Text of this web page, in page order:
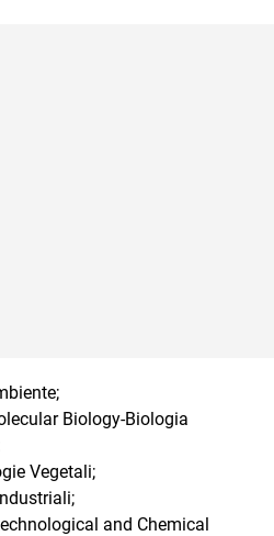
Biology-Biologia
Vegetali;
and Chemical